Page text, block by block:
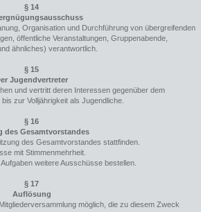
§ 14
Organisation und Durchführung von übergreifenden
öffentliche Veranstaltungen, Gruppenabende,
ähnliches) verantwortlich.
§ 15
Jugendvertreter
und vertritt deren Interessen gegenüber dem
zur Volljährigkeit als Jugendliche.
§ 16
des Gesamtvorstandes
des Gesamtvorstandes stattfinden.
mit Stimmenmehrheit.
weitere Ausschüsse bestellen.
§ 17
Auflösung
möglich, die zu diesem Zweck